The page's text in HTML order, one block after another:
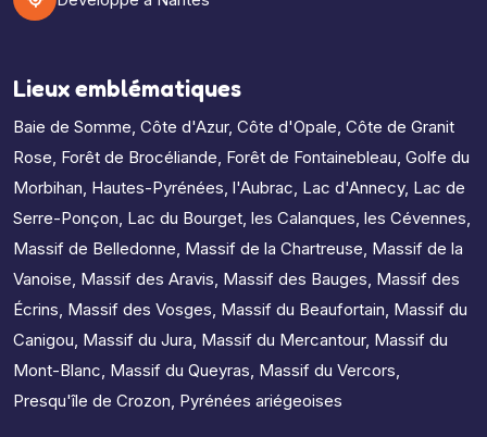
Lieux emblématiques
Baie de Somme, Côte d'Azur, Côte d'Opale, Côte de Granit
Rose, Forêt de Brocéliande, Forêt de Fontainebleau, Golfe du
Morbihan, Hautes-Pyrénées, l'Aubrac, Lac d'Annecy, Lac de
Serre-Ponçon, Lac du Bourget, les Calanques, les Cévennes,
Massif de Belledonne, Massif de la Chartreuse, Massif de la
Vanoise, Massif des Aravis, Massif des Bauges, Massif des
Écrins, Massif des Vosges, Massif du Beaufortain, Massif du
Canigou, Massif du Jura, Massif du Mercantour, Massif du
Mont-Blanc, Massif du Queyras, Massif du Vercors,
Presqu'île de Crozon, Pyrénées ariégeoises